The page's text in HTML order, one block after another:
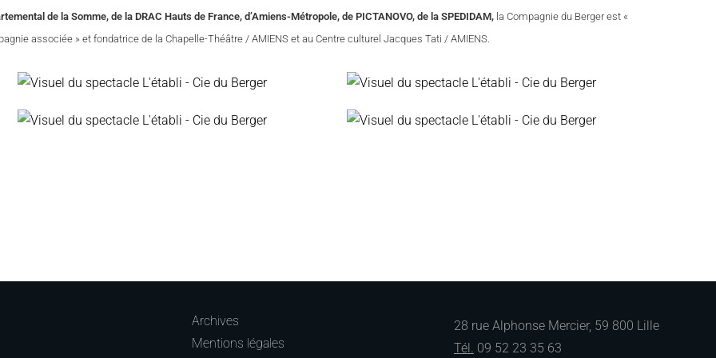
de la Somme, de la DRAC Hauts de France, d’Amiens-Métropole, de PICTANOVO, de la SPEDIDAM, la Compagnie du Berger est «
associée » et fondatrice de la Chapelle-Théâtre / AMIENS et au Centre culturel Jacques Tati / AMIENS.
Archives
Mentions légales
28 rue Alphonse Mercier, 59 800 Lille
Tél. 09 52 23 35 63